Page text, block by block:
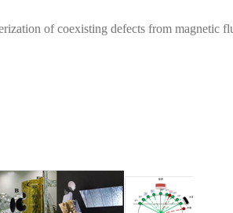
of coexisting defects from magnetic